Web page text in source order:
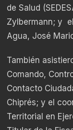
de Salud
Zylbermann; y
Agua, José
También
Comando,
Contacto
Chiprés; y el
Territorial en